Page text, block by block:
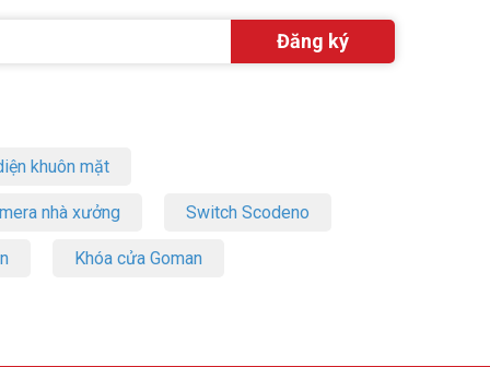
khuôn mặt
nhà xưởng Switch Scodeno
Khóa cửa Goman